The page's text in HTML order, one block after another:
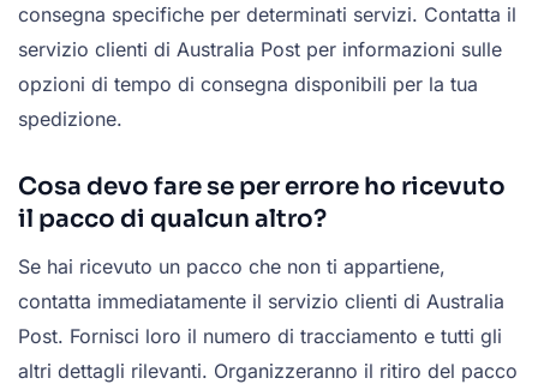
consegna specifiche per determinati servizi. Contatta il
servizio clienti di Australia Post per informazioni sulle
opzioni di tempo di consegna disponibili per la tua
spedizione.
Cosa devo fare se per errore ho ricevuto
il pacco di qualcun altro?
Se hai ricevuto un pacco che non ti appartiene,
contatta immediatamente il servizio clienti di Australia
Post. Fornisci loro il numero di tracciamento e tutti gli
altri dettagli rilevanti. Organizzeranno il ritiro del pacco